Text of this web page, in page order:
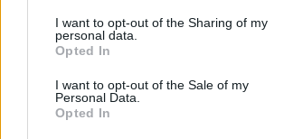
I want to opt-out of the Sharing of my
personal data.
Opted In
I want to opt-out of the Sale of my
Personal Data.
Opted In